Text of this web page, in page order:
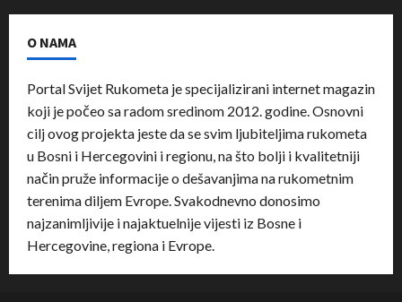
O NAMA
Portal Svijet Rukometa je specijalizirani internet magazin
koji je počeo sa radom sredinom 2012. godine. Osnovni
cilj ovog projekta jeste da se svim ljubiteljima rukometa
u Bosni i Hercegovini i regionu, na što bolji i kvalitetniji
način pruže informacije o dešavanjima na rukometnim
terenima diljem Evrope. Svakodnevno donosimo
najzanimljivije i najaktuelnije vijesti iz Bosne i
Hercegovine, regiona i Evrope.